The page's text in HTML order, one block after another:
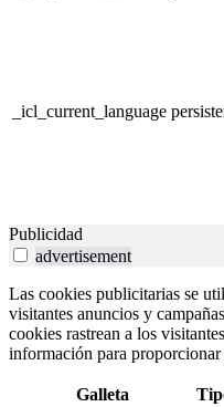
_icl_current_language
Publicidad
advertisement
Las cookies publicitarias se
visitantes anuncios y
cookies rastrean a los
información para
Galleta